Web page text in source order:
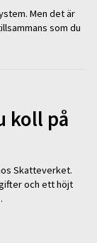
Men det är
som du
koll på
Skatteverket.
och ett höjt